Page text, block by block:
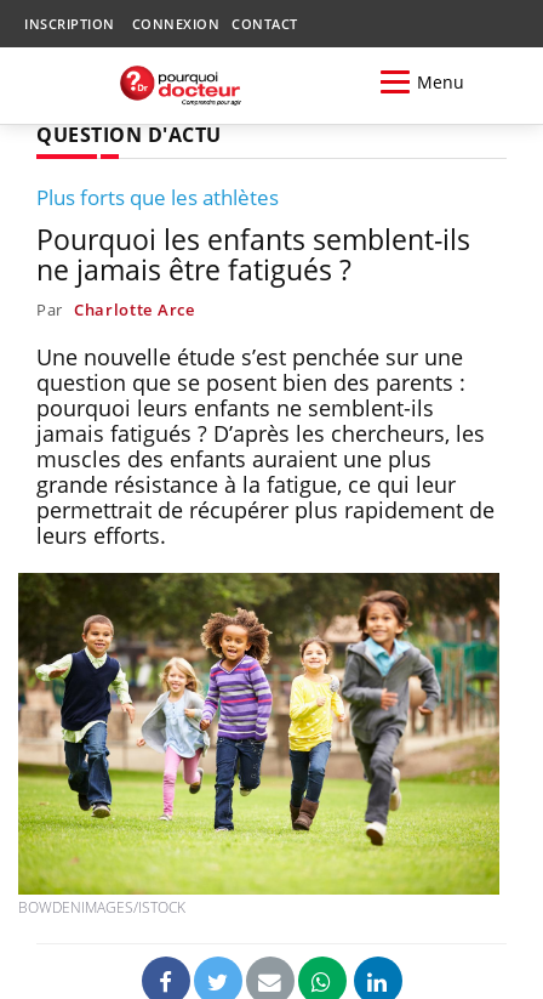
INSCRIPTION CONNEXION CONTACT
Menu
QUESTION D'ACTU
Plus forts que les athlètes
Pourquoi les enfants semblent-ils
ne jamais être fatigués ?
Par Charlotte Arce
Une nouvelle étude s’est penchée sur une
question que se posent bien des parents :
pourquoi leurs enfants ne semblent-ils
jamais fatigués ? D’après les chercheurs, les
muscles des enfants auraient une plus
grande résistance à la fatigue, ce qui leur
permettrait de récupérer plus rapidement de
leurs efforts.
BOWDENIMAGES/ISTOCK